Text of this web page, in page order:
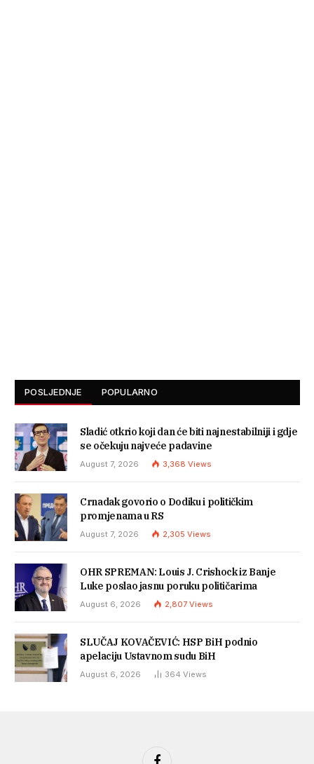
POSLJEDNJE POPULARNO
Sladić otkrio koji dan će biti najnestabilniji i gdje
se očekuju najveće padavine
August 7, 2026 3,368 Views
Crnadak govorio o Dodiku i političkim
promjenama u RS
August 7, 2026 2,305 Views
OHR SPREMAN: Louis J. Crishock iz Banje
Luke poslao jasnu poruku političarima
August 6, 2026 2,807 Views
SLUČAJ KOVAČEVIĆ: HSP BiH podnio
apelaciju Ustavnom sudu BiH
August 6, 2026 364 Views